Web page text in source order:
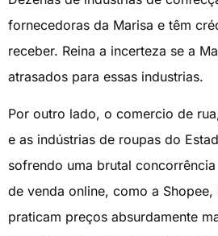
fornecedoras da Marisa e têm
receber. Reina a incerteza se a
atrasados para essas industrias.
Por outro lado, o comercio de
e as indústrias de roupas do
sofrendo uma brutal
de venda online, como a Shopee,
praticam preços absurdamente